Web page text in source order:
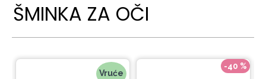
ŠMINKA ZA OČI
Vruće
-40 %